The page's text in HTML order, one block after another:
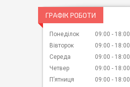
ГРАФІК РОБОТИ
Понеділок 09:00
18:00
Вівторок
09:00
18:00
Середа
09:00
18:00
Четвер
09:00
18:00
Пʼятниця
09:00
18:00